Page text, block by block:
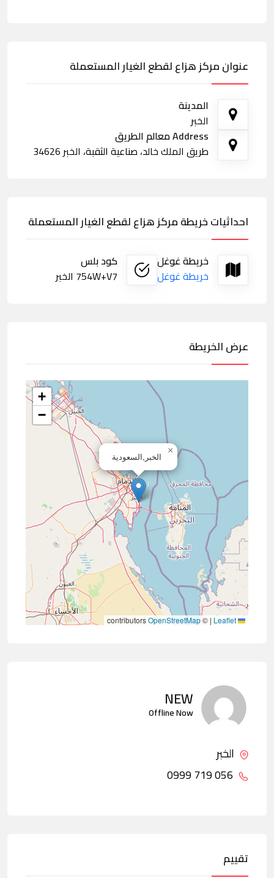
عنوان مركز هزاع لقطع الغيار المستعملة
المدينة
الخبر
Address معالم الطريق
طريق الملك خالد، صناعية الثقبة، الخبر 34626
احداثيات خريطة مركز هزاع لقطع الغيار المستعملة
خريطة غوغل
خريطة غوغل
كود بلس
754W+V7 الخبر
عرض الخريطة
الخبر,السعودية
×
+
−
|
©
OpenStreetMap
NEW
Offline Now
الخبر
تقييم